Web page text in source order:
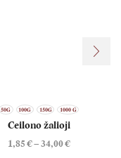
50G 100G 150G 1000 G
Ceilono žalioji
1,85€–34,00€